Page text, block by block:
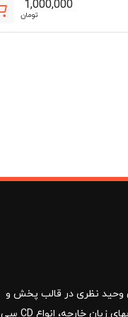
1,000,000
تومان
با مدیریت آقای وحید نظری در قالب پخش و
توزیع کتب درسی و کمک آموزشی، کتب دانشگاهی، کتابهای زبان خارجه، انواع CD سی